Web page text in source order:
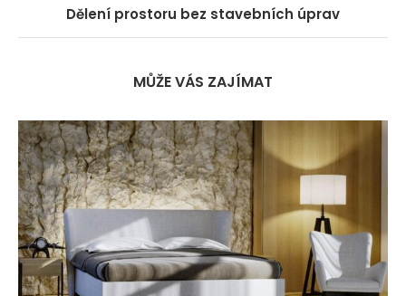
Dělení prostoru bez stavebních úprav
MŮŽE VÁS ZAJÍMAT